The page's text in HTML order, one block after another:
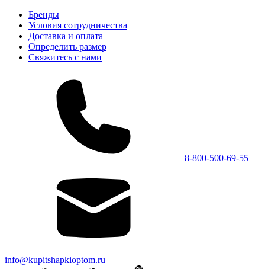
Бренды
Условия сотрудничества
Доставка и оплата
Определить размер
Свяжитесь с нами
8-800-500-69-55
info@kupitshapkioptom.ru